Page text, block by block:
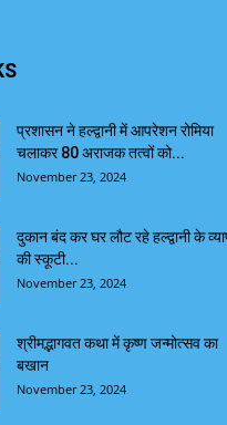
प्रशासन ने हल्द्वानी में आपरेशन रोमिया
चलाकर 80 अराजक तत्वों को...
November 23, 2024
दुकान बंद कर घर लौट रहे हल्द्वानी के
की स्कूटी...
November 23, 2024
श्रीमद्भागवत कथा में कृष्ण जन्मोत्सव का
बखान
November 23, 2024